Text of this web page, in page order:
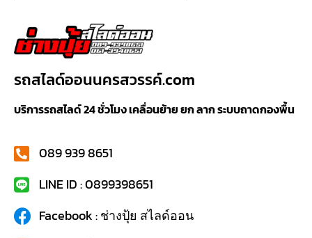
รถสไลด์ออนนครสวรรค์.com
บริการรถสไลด์ 24 ชั่วโมง เคลื่อนย้าย ยก ลาก ระบบถาดกองพื้น
089 939 8651
LINE ID : 0899398651
Facebook : ช่างปุ้ย สไลด์ออน